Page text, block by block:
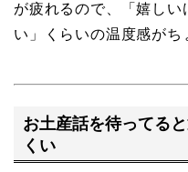
が疲れるので、「嬉し
い」くらいの温度感がち
お土産話を待ってる
くい